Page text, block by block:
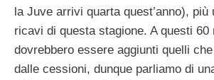
la Juve arrivi quarta quest’anno), più
ricavi di questa stagione. A questi 60
dovrebbero essere aggiunti quelli
dalle cessioni, dunque parliamo di